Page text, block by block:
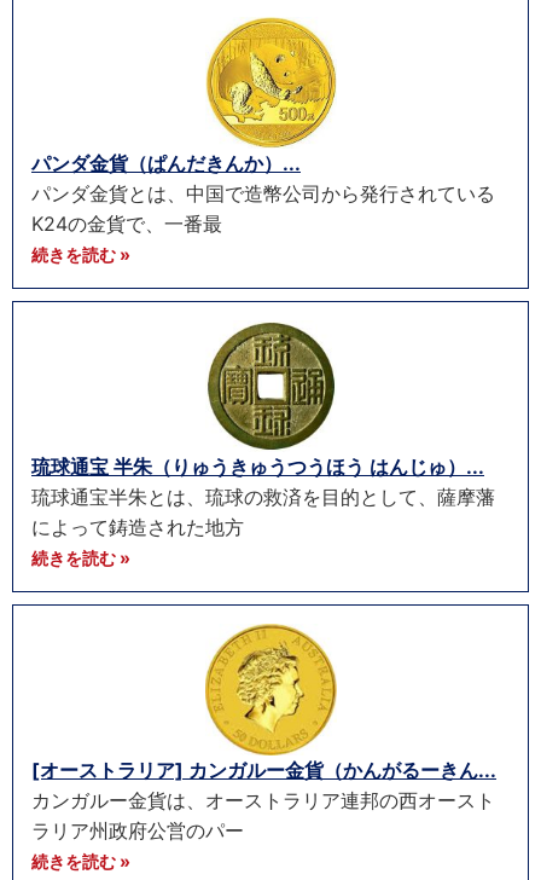
パンダ金貨（ぱんだきんか）...
パンダ金貨とは、中国で造幣公司から発行されている
K24の金貨で、一番最
続きを読む »
琉球通宝 半朱（りゅうきゅうつうほう はんじゅ）...
琉球通宝半朱とは、琉球の救済を目的として、薩摩藩
によって鋳造された地方
続きを読む »
[オーストラリア] カンガルー金貨（かんがるーきん...
カンガルー金貨は、オーストラリア連邦の西オースト
ラリア州政府公営のパー
続きを読む »